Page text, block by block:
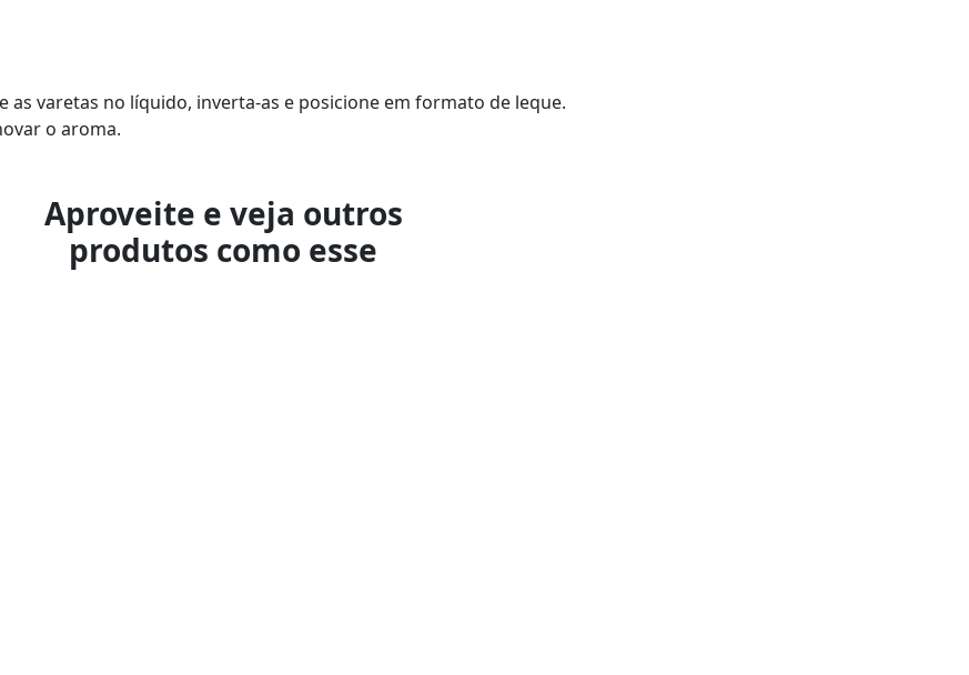
varetas no líquido, inverta-as e posicione em formato de leque.
o aroma.
Aproveite e veja outros
produtos como esse